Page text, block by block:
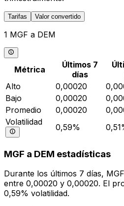
Tarifas Valor convertido
1 MGF a DEM
Métrica
Últimos 7
días
Alto
0,00020
Bajo
0,00020
Promedio
0,00020
Volatilidad
0,59%
MGF a DEM estadísticas
Durante los últimos 7 días,
entre 0,00020 y 0,00020. El
0,59% volatilidad.